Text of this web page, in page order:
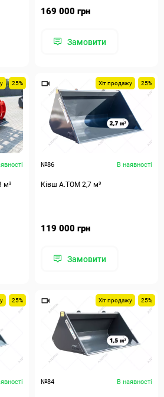
169 000 грн
Замовити
25%
м³
Хіт продажу 25%
№86 В наявності
Ківш A.TOM 2,7 м³
119 000 грн
Замовити
25% Хіт продажу 25%
№84 В наявності